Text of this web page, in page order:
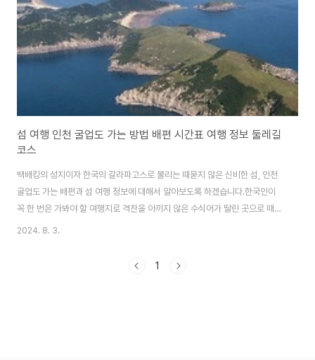
섬 여행 인천 굴업도 가는 방법 배편 시간표 여행 정보 둘레길
코스
백배킹의 성지이자 한국의 갈라파고스로 불리는 때묻지 않은 신비한 섬, 인천
굴업도 가는 배편과 섬 여행 정보에 대해서 알아보도록 하겠습니다.한국인이
꼭 한 번은 가봐야 할 여행지로 격찬을 아끼지 않은 수식어가 딸린 곳으로 매우
아름다운 섬, 굴업도로 여행 떠나보시기 바랍니다. 굴업도 가는 배편인천에
덕적도 가는 배편에 대한 정보는 아래 '인천 덕적도 배편과 여행정보 알아보기'
2024. 8. 3.
1